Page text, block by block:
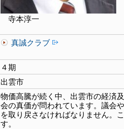
寺本淳一
真誠クラブ
４期
出雲市
物価高騰が続く中、出雲市の経済
会の真価が問われています。議会
を取り戻さなければなりません。
す。